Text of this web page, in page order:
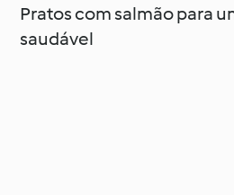
Pratos com salmão para
saudável